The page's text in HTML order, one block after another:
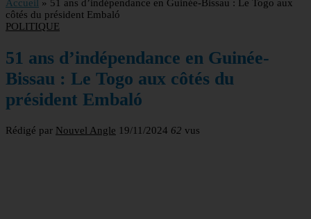
Accueil » 51 ans d’indépendance en Guinée-Bissau : Le Togo aux
côtés du président Embaló
POLITIQUE
51 ans d’indépendance en Guinée-
Bissau : Le Togo aux côtés du
président Embaló
Rédigé par Nouvel Angle 19/11/2024 62 vus